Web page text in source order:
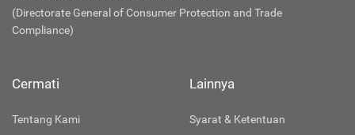
(Directorate General of Consumer Protection and Trade
Compliance)
Cermati
Tentang Kami
Lainnya
Syarat & Ketentuan